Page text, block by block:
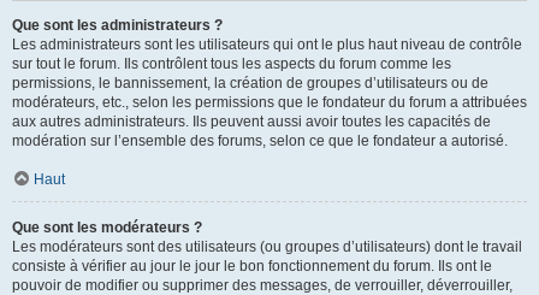
Que sont les administrateurs ?
Les administrateurs sont les utilisateurs qui ont le plus haut niveau de contrôle
sur tout le forum. Ils contrôlent tous les aspects du forum comme les
permissions, le bannissement, la création de groupes d’utilisateurs ou de
modérateurs, etc., selon les permissions que le fondateur du forum a attribuées
aux autres administrateurs. Ils peuvent aussi avoir toutes les capacités de
modération sur l’ensemble des forums, selon ce que le fondateur a autorisé.
Haut
Que sont les modérateurs ?
Les modérateurs sont des utilisateurs (ou groupes d’utilisateurs) dont le travail
consiste à vérifier au jour le jour le bon fonctionnement du forum. Ils ont le
pouvoir de modifier ou supprimer des messages, de verrouiller, déverrouiller,